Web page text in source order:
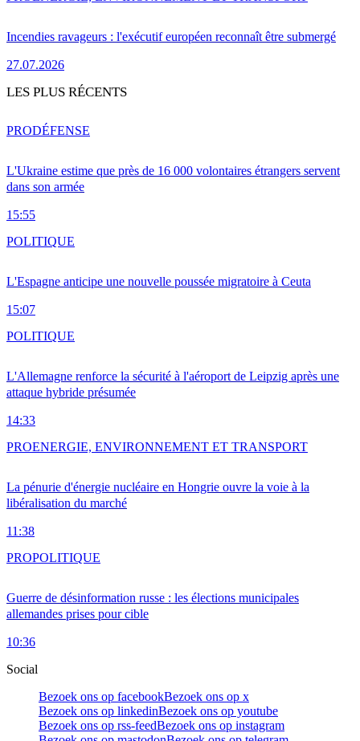
Incendies ravageurs : l'exécutif européen reconnaît être submergé
27.07.2026
LES PLUS RÉCENTS
L'Ukraine estime que près de 16 000 volontaires étrangers servent
dans son armée
15:55
PRODÉFENSE
L'Espagne anticipe une nouvelle poussée migratoire à Ceuta
15:07
POLITIQUE
L'Allemagne renforce la sécurité à l'aéroport de Leipzig après une
attaque hybride présumée
14:33
POLITIQUE
La pénurie d'énergie nucléaire en Hongrie ouvre la voie à la
libéralisation du marché
11:38
PROENERGIE, ENVIRONNEMENT ET TRANSPORT
Guerre de désinformation russe : les élections municipales
allemandes prises pour cible
10:36
PROPOLITIQUE
Social
Bezoek ons op facebookBezoek ons op x
Bezoek ons op linkedinBezoek ons op youtube
Bezoek ons op rss-feedBezoek ons op instagram